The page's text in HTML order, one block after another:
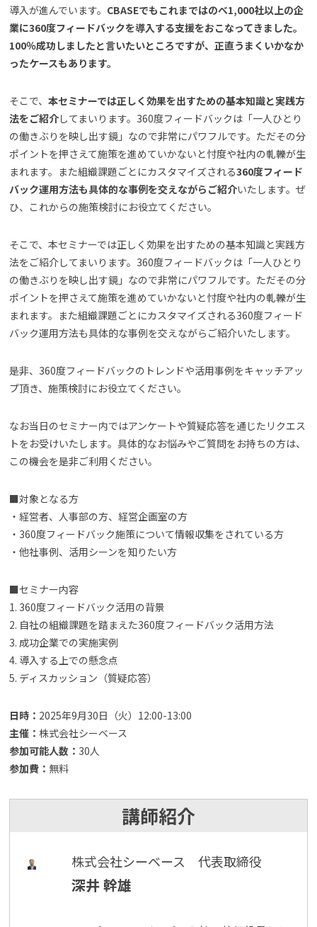
導入が進んでいます。 CBASEでもこれまではのべ1,000社以上の企
業に360度フィードバックを導入する支援をおこなってきました。
100％成功しましたと言いたいところですが、正直うまくいかなか
ったケースもあります。
そこで、 本セミナーでは正しく効果を出すための基本知識と実践方
法をご紹介してまいります。360度フィードバックは「一人ひとり
の働きぶりを映し出す鏡」なので非常にパワフルです。ただその分
ポイントを押さえて施策を進めていかないと忖度や社内の軋轢が生
まれます。また組織課題ごとにカスタマイズされる360度フィード
バック運用方法も具体的な事例を交えながらご紹介いたします。ぜ
ひ、これからの施策検討にお役立てください。
そこで、本セミナーでは正しく効果を出すための基本知識と実践方
法をご紹介してまいります。360度フィードバックは「一人ひとり
の働きぶりを映し出す鏡」なので非常にパワフルです。ただその分
ポイントを押さえて施策を進めていかないと忖度や社内の軋轢が生
まれます。また組織課題ごとにカスタマイズされる360度フィード
バック運用方法も具体的な事例を交えながらご紹介いたします。
是非、360度フィードバックのトレンドや活用事例をキャッチアッ
プ頂き、施策検討にお役立てください。
なお当日のセミナー内ではアンケートや質疑応答を通じたリクエス
トをお受けいたします。具体的なお悩みやご質問をお持ちの方は、
この機会を是非ご利用ください。
■対象となる方
・経営者、人事部の方、経営企画室の方
・360度フィードバック施策について情報収集をされている方
・他社事例、活用シーンを知りたい方
■セミナー内容
1. 360度フィードバック活用の背景
2. 自社の組織課題を踏まえた360度フィードバック活用方法
3. 成功企業での実施実例
4. 導入する上での懸念点
5. ディスカッション（質疑応答）
日時： 2025年9月30日（火）12:00-13:00
主催： 株式会社シーベース
参加可能人数： 30人
参加費： 無料
講師紹介
株式会社シーベース 代表取締役
深井 幹雄